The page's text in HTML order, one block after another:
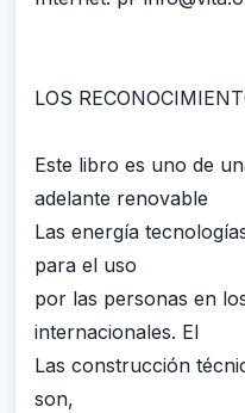
LOS
Este libro es uno de
adelante renovable
Las energía
para el uso
por las personas en
internacionales. El
Las construcción
son,